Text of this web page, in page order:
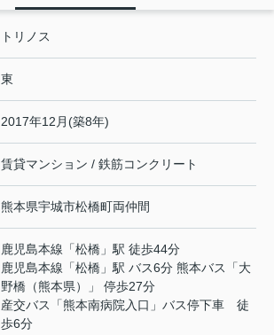
トリノス
東
2017年12月(築8年)
賃貸マンション / 鉄筋コンクリート
熊本県宇城市松橋町両仲間
鹿児島本線 「松橋 」駅 徒歩44分
鹿児島本線 「松橋 」駅 バス6分 熊本バス「大
野橋（熊本県）」 停歩27分
産交バス「熊本南病院入口」バス停下車 徒
歩6分